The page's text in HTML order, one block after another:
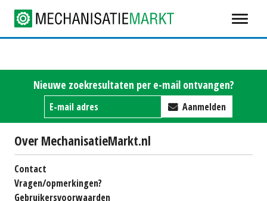
Nieuwe zoekresultaten per e-mail ontvangen?
Aanmelden
Over MechanisatieMarkt.nl
Contact
Vragen/opmerkingen?
Gebruikersvoorwaarden